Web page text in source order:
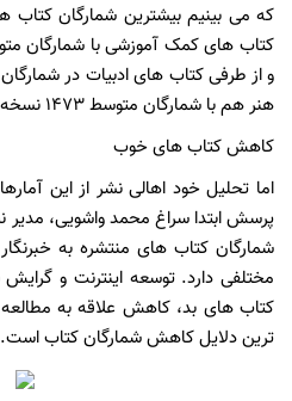
که می بینیم بیشترین شمارگان
هنر هم با شمارگان متوسط 1473 نسخه منتشر شده اند.
کاهش کتاب های خوب
اما تحلیل خود اهالی نشر از این
پرسش ابتدا سراغ محمد واشویی، مدیر
شمارگان کتاب های منتشره به
مختلفی دارد. توسعه اینترنت و
کتاب های بد، کاهش علاقه به
ترین دلایل کاهش شمارگان کتاب است.